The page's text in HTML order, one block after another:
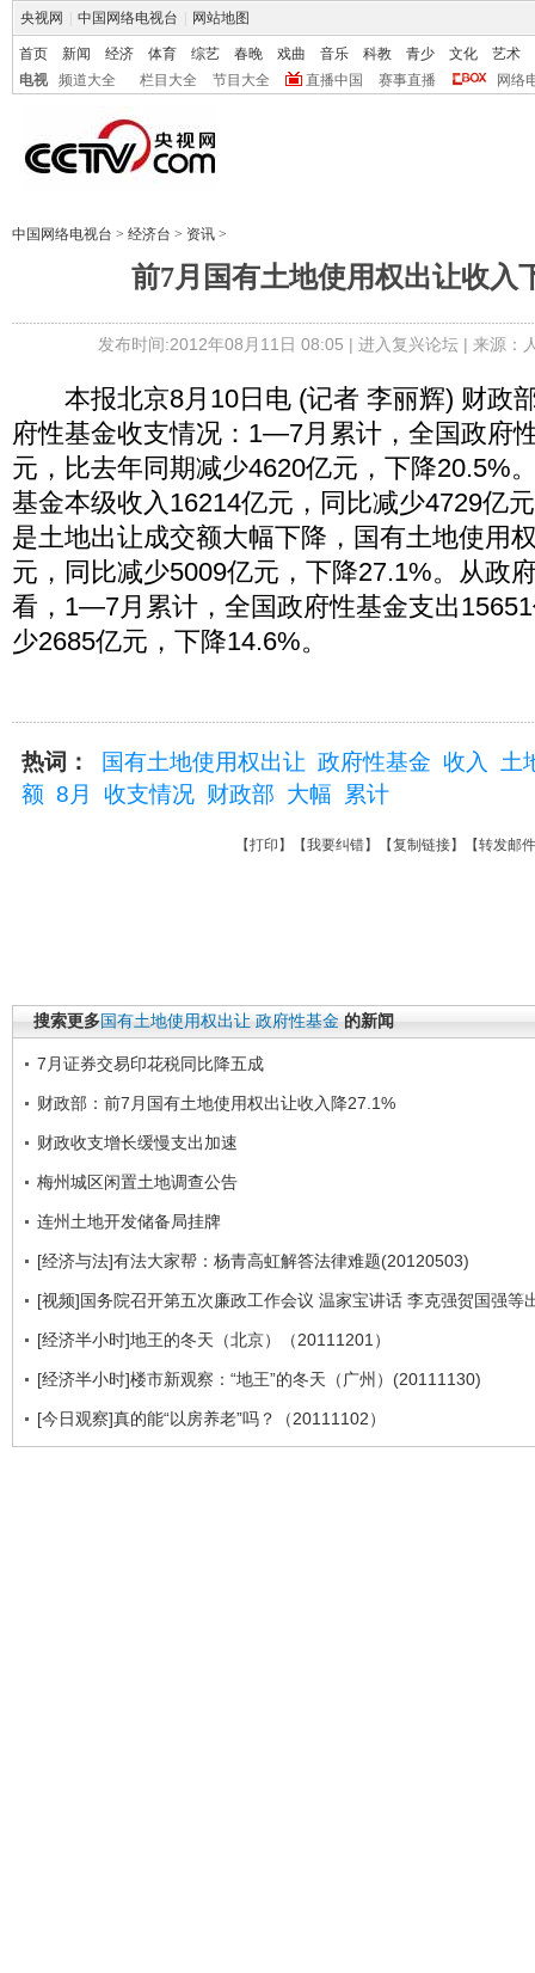
央视网 中国网络电视台 网站地图
首页 新闻 经济 体育 综艺 春晚 戏曲 音乐 科教 青少 文化
艺术
电视
频道大全 栏目大全 节目大全 直播中国 赛事直播 网络
中国网络电视台 > 经济台 > 资讯 >
前7月国有土地使用权出让收入
发布时间:2012年08月11日 08:05 | 进入复兴论坛| 来源：
本报北京8月10日电 (记者 李丽辉) 财政
府性基金收支情况：1—7月累计，全国政府
元，比去年同期减少4620亿元，下降20.5%
基金本级收入16214亿元，同比减少4729亿
是土地出让成交额大幅下降，国有土地使用
元，同比减少5009亿元，下降27.1%。从政
看，1—7月累计，全国政府性基金支出
少2685亿元，下降14.6%。
热词： 国有土地使用权出让 政府性基金 收入
土
额 8月 收支情况 财政部 大幅 累计
【打印 】【我要纠错】【复制链接】【转发邮件
搜索更多国有土地使用权出让 政府性基金 的新闻
7月证券交易印花税同比降五成
财政部：前7月国有土地使用权出让收入降27.1%
财政收支增长缓慢支出加速
梅州城区闲置土地调查公告
连州土地开发储备局挂牌
[经济与法]有法大家帮：杨青高虹解答法律难题(20120503)
[视频]国务院召开第五次廉政工作会议 温家宝讲话 李克强贺国强等
[经济半小时]地王的冬天（北京）（20111201）
[经济半小时]楼市新观察：“地王”的冬天（广州）(20111130)
[今日观察]真的能“以房养老”吗？（20111102）